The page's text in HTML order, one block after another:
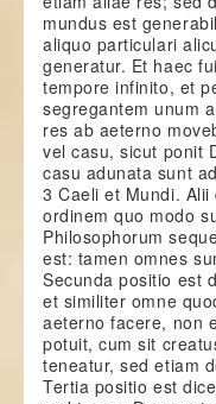
mundus est
aliquo particulari
generatur. Et haec
tempore infinito, et
segregantem unum
res ab aeterno
vel casu, sicut ponit
casu adunata sunt
3 Caeli et Mundi.
ordinem quo modo
Philosophorum
est: tamen omnes
Secunda positio est
et similiter omne
aeterno facere, non
potuit, cum sit
teneatur, sed etiam
Tertia positio est